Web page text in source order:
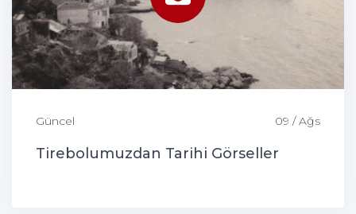
Güncel 09 / Ağs
Tirebolumuzdan Tarihi Görseller